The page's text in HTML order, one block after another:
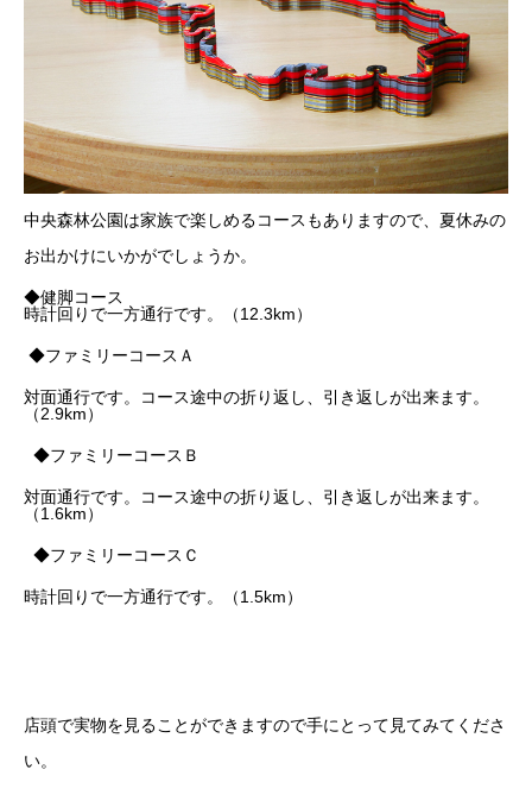
中央森林公園は家族で楽しめるコースもありますので、夏休みの
お出かけにいかがでしょうか。
◆健脚コース
時計回りで一方通行です。（12.3km）
◆ファミリーコースＡ
対面通行です。コース途中の折り返し、引き返しが出来ます。
（2.9km）
◆ファミリーコースＢ
対面通行です。コース途中の折り返し、引き返しが出来ます。
（1.6km）
◆ファミリーコースＣ
時計回りで一方通行です。（1.5km）
店頭で実物を見ることができますので手にとって見てみてくださ
い。